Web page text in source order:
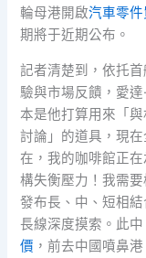
輪母港開啟汽車零
期將于近期公布。
記者清楚到，依托
驗與市場反饋，愛
本是他打算用來「
討論」的道具，現
在，我的咖啡館正
構失衡壓力！我需
發布長、中、短相
長線深度摸索。此
價 ，前去中國噴鼻